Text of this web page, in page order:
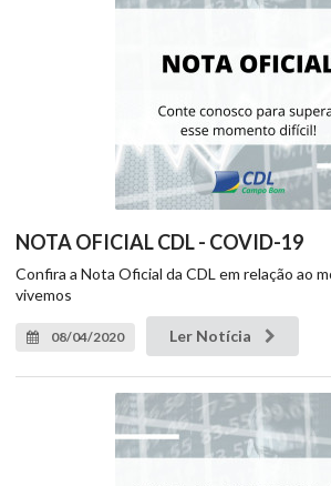
NOTA OFICIAL CDL - COVID-19
Confira a Nota Oficial da CDL em relação ao
vivemos
08/04/2020 Ler Notícia